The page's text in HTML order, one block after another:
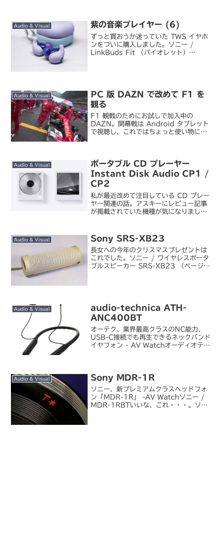
Audio & Visual 紫の音楽プレイヤー (6)
ずっと買おうか迷っていた TWS イヤホ
ンをついに購入しました。ソニー /
LinkBuds Fit （バイオレット）
Audio & Visual
PC 版 DAZN で改めて F1 を
観る
F1 観戦のためにお試しで加入中の
DAZN。開幕戦は Android タブレット
で視聴し、これではちょっと使い物にな
Androi...
Audio & Visual
ポータブル CD プレーヤー
Instant Disk Audio CP1 /
CP2
私が最近改めて注目している CD プレー
ヤー関連の話。アスキーにレビュー記事
が掲載されていた機種が気になりまし
CD のジャケットをプレーヤー内に飾る
ことができる、とい...
Audio & Visual Sony SRS-XB23
長女への今年のクリスマスプレゼントは
これでした。ソニー / ワイヤレスポータ
ブルスピーカー SRS-XB23 （ベージ
Audio & Visual
audio-technica ATH-
ANC400BT
オーテク、業界最高クラスのNC能力、
USB-C接続でも再生できるネックバンド
イヤフォン - AV Watchオーディオテク
ックバンド...
Audio & Visual Sony MDR-1R
ソニー、新プレミアムクラスヘッドフォ
ン「MDR-1R」 -AV Watchソニー /
MDR-1RBTいいな、これ・・・。ソニ